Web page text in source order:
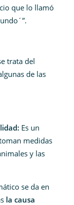
que lo llamó
trata del
de las
Es un
medidas
y las
se da en
la causa